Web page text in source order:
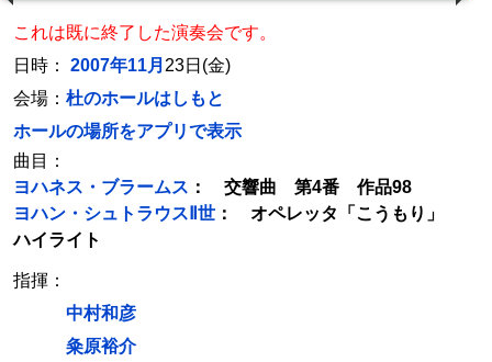
これは既に終了した演奏会です。
日時： 2007年11月 23日(金)
会場： 杜のホールはしもと
ホールの場所をアプリで表示
曲目：
ヨハネス・ブラームス ： 交響曲 第4番 作品98
ヨハン・シュトラウスⅡ世 ： オペレッタ「こうもり」
ハイライト
指揮：
中村和彦
粂原裕介